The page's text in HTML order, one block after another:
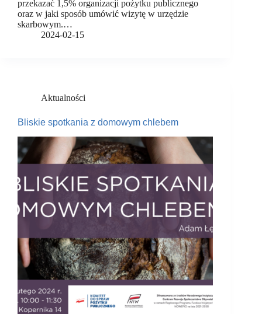
przekazać 1,5% organizacji pożytku publicznego
oraz w jaki sposób umówić wizytę w urzędzie
skarbowym.…
2024-02-15
Aktualności
Bliskie spotkania z domowym chlebem